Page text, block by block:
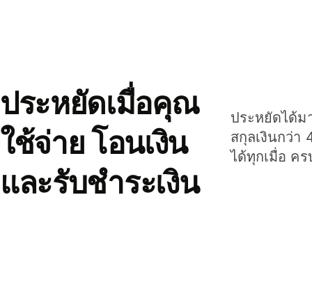
ประหยัดเมื่อคุณ
ใช้จ่าย โอนเงิน
และรับชำระเงิน
ประหยัดได้ม
สกุลเงินกว่า
ได้ทุกเมื่อ ค